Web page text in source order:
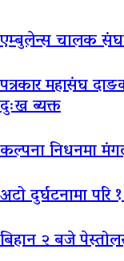
एम्बुलेन्स चालक
पत्रकार महासंघ
दुःख ब्यक्त
कल्पना निधनमा
अटो दुर्घटनामा
बिहान २ बजे